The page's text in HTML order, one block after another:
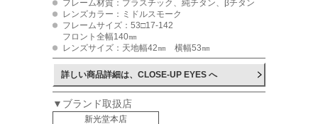
フレーム材質：プラスチック、純チタン、βチタン
レンズカラー：ミドルスモーク
フレームサイズ：53□17-142
フロント全幅140㎜
レンズサイズ：天地幅42㎜ 横幅53㎜
詳しい商品詳細は、CLOSE-UP EYES へ
▼ブランド取扱店
新光堂本店